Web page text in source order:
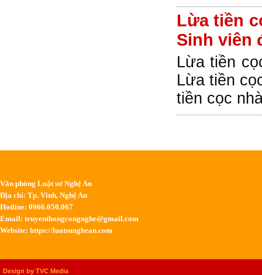
Lừa tiền
Sinh viên
Lừa tiền
Lừa tiền
tiền cọc
Văn phòng Luật sư Nghệ An
Địa chỉ: Tp. Vinh, Nghệ An
Hotline: 0966.050.067
Email: truyenthongcongnghe@gmail.com
Website: https://luatsunghean.com
Design by TVC Media